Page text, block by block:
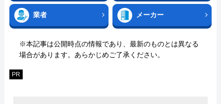
業者 メーカー
※本記事は公開時点の情報であり、最新のものとは異なる
場合があります。あらかじめご了承ください。
PR